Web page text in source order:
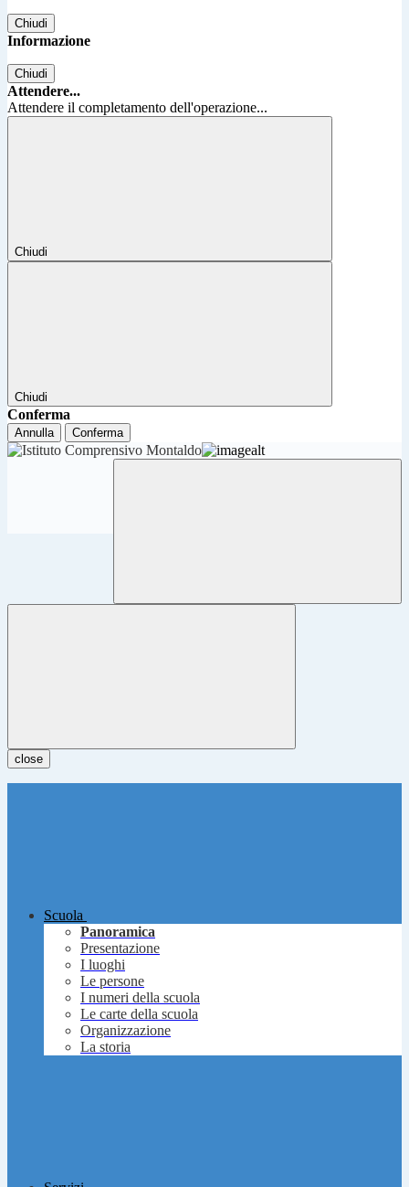
Chiudi
Informazione
Chiudi
Attendere...
Attendere il completamento dell'operazione...
Chiudi
Chiudi
Conferma
Annulla Conferma
close
Scuola
Panoramica
Presentazione
I luoghi
Le persone
I numeri della scuola
Le carte della scuola
Organizzazione
La storia